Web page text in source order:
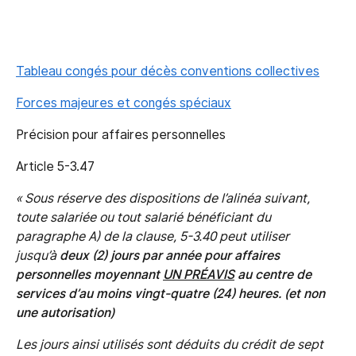
Tableau congés pour décès conventions collectives
Forces majeures et congés spéciaux
Précision pour affaires personnelles
Article 5-3.47
« Sous réserve des dispositions de l’alinéa suivant,
toute salariée ou tout salarié bénéficiant du
paragraphe A) de la clause, 5-3.40 peut utiliser
jusqu’à deux (2) jours par année pour affaires
personnelles moyennant UN PRÉAVISau centre de
services d’au moins vingt-quatre (24) heures. (et non
une autorisation)
Les jours ainsi utilisés sont déduits du crédit de sept